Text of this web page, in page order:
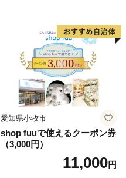
愛知県小牧市
shop fuuで使えるクーポン券
（3,000円）
11,000円